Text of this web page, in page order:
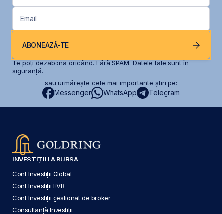
Email
ABONEAZĂ-TE
Te poți dezabona oricând. Fără SPAM. Datele tale sunt în
siguranță.
sau urmărește cele mai importante știri pe:
Messenger WhatsApp Telegram
INVESTIȚII LA BURSA
Cont Investiții Global
Cont Investiții BVB
Cont Investiții gestionat de broker
Consultanță Investiții